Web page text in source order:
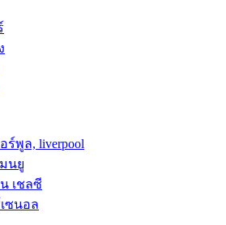
ร์พูล, liverpool
นยู
เชลซี
ซนอล